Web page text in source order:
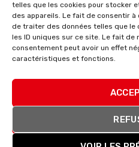
telles que les cookies pour stocker
des appareils. Le fait de consentir
de traiter des données telles que le
les ID uniques sur ce site. Le fait
consentement peut avoir un effet
caractéristiques et fonctions.